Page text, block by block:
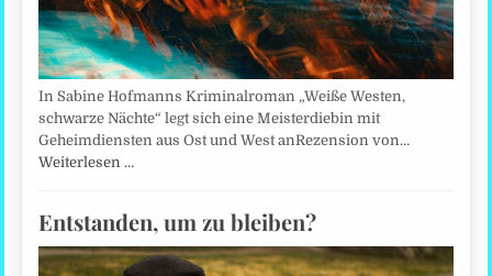
In Sabine Hofmanns Kriminalroman „Weiße Westen,
schwarze Nächte“ legt sich eine Meisterdiebin mit
Geheimdiensten aus Ost und West anRezension von…
Weiterlesen …
Entstanden, um zu bleiben?